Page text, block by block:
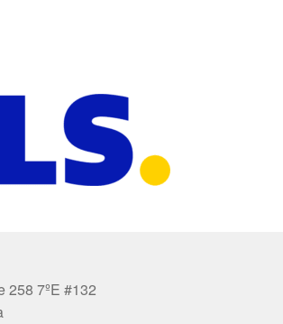
258 7ºE #132